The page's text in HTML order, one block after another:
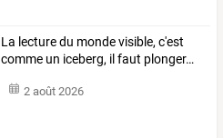
La lecturedu mondevisible, c'est
comme un iceberg, ilfaut plonger…
2 août 2026